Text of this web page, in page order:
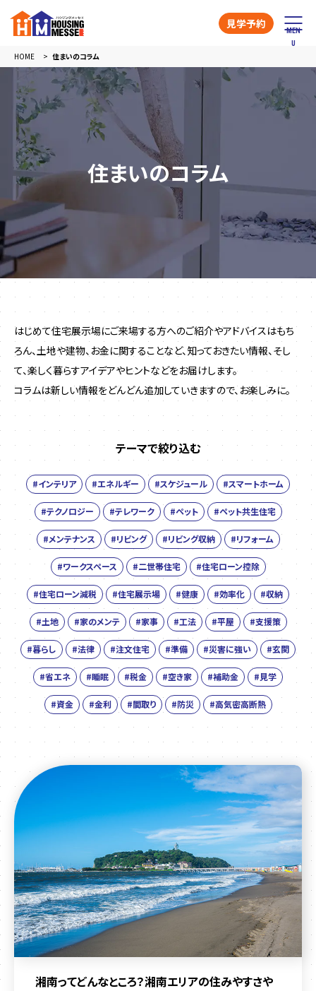
見学予約
HOME 住まいのコラム
住まいのコラム
はじめて住宅展示場にご来場する方へのご紹介やアドバイスはもち
ろん、土地や建物、お金に関することなど、 知っておきたい情報、そし
て、楽しく暮らすアイデアやヒントなどをお届けします。
コラムは新しい情報をどんどん追加していきますので、お楽しみに。
テーマで絞り込む
#インテリア #エネルギー #スケジュール #スマートホーム
#テクノロジー #テレワーク #ペット #ペット共生住宅
#メンテナンス #リビング #リビング収納 #リフォーム
#ワークスペース #二世帯住宅 #住宅ローン控除
#住宅ローン減税 #住宅展示場 #健康 #効率化 #収納
#土地 #家のメンテ #家事 #工法 #平屋 #支援策
#暮らし #法律 #注文住宅 #準備 #災害に強い #玄関
#省エネ #睡眠 #税金 #空き家 #補助金 #見学
#資金 #金利 #間取り #防災 #高気密高断熱
湘南ってどんなところ？湘南エリアの住みやすさや